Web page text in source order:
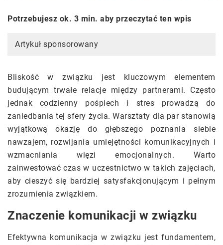
Potrzebujesz ok. 3 min. aby przeczytać ten wpis
Artykuł sponsorowany
Bliskość w związku jest kluczowym elementem
budującym trwałe relacje między partnerami. Często
jednak codzienny pośpiech i stres prowadzą do
zaniedbania tej sfery życia. Warsztaty dla par stanowią
wyjątkową okazję do głębszego poznania siebie
nawzajem, rozwijania umiejętności komunikacyjnych i
wzmacniania więzi emocjonalnych. Warto
zainwestować czas w uczestnictwo w takich zajęciach,
aby cieszyć się bardziej satysfakcjonującym i pełnym
zrozumienia związkiem.
Znaczenie komunikacji w związku
Efektywna komunikacja w związku jest fundamentem,